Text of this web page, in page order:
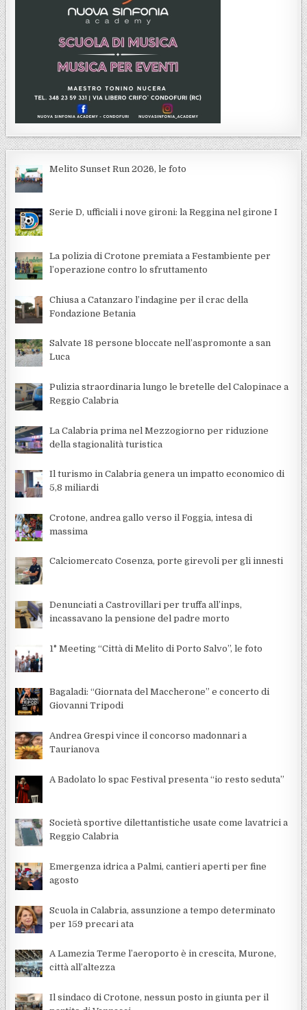
Melito Sunset Run 2026, le foto
Serie D, ufficiali i nove gironi: la Reggina nel girone I
La polizia di Crotone premiata a Festambiente per
l’operazione contro lo sfruttamento
Chiusa a Catanzaro l’indagine per il crac della
Fondazione Betania
Salvate 18 persone bloccate nell’aspromonte a san
Luca
Pulizia straordinaria lungo le bretelle del Calopinace a
Reggio Calabria
La Calabria prima nel Mezzogiorno per riduzione
della stagionalità turistica
Il turismo in Calabria genera un impatto economico di
5,8 miliardi
Crotone, andrea gallo verso il Foggia, intesa di
massima
Calciomercato Cosenza, porte girevoli per gli innesti
Denunciati a Castrovillari per truffa all’inps,
incassavano la pensione del padre morto
1° Meeting “Città di Melito di Porto Salvo”, le foto
Bagaladi: “Giornata del Maccherone” e concerto di
Giovanni Tripodi
Andrea Grespi vince il concorso madonnari a
Taurianova
A Badolato lo spac Festival presenta “io resto seduta”
Società sportive dilettantistiche usate come lavatrici a
Reggio Calabria
Emergenza idrica a Palmi, cantieri aperti per fine
agosto
Scuola in Calabria, assunzione a tempo determinato
per 159 precari ata
A Lamezia Terme l’aeroporto è in crescita, Murone,
città all’altezza
Il sindaco di Crotone, nessun posto in giunta per il